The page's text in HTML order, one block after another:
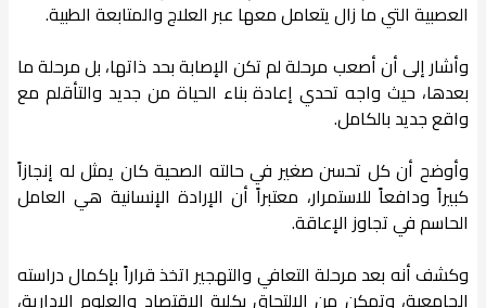
العصبية التي ما زال يتعامل معها عبر العلاج والمتابعة الطبية.
وأشار إلى أن أصعب مرحلة لم تكن الإصابة بحد ذاتها، بل مرحلة ما
بعدها، حيث واجه تحدي إعادة بناء الحياة من جديد والتأقلم مع
واقع جديد بالكامل.
وأوضح أن كل تحسن صغير في حالته الصحية كان يمثل له إنجازاً
كبيراً ودافعاً للاستمرار، معتبراً أن الإرادة الإنسانية هي العامل
الحاسم في تجاوز الإعاقة.
وكشف أنه بعد مرحلة التعافي والتهجير اتخذ قراراً بإكمال دراسته
الجامعية، وتمكن من الالتحاق بكلية الاقتصاد والعلوم الإدارية،